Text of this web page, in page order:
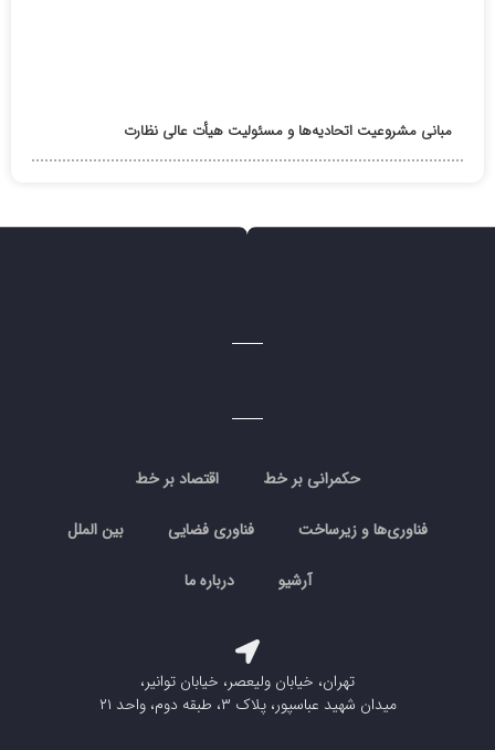
مبانی مشروعیت اتحادیه‌ها و مسئولیت هیأت عالی نظارت
حکمرانی بر خط اقتصاد بر خط
فناوری‌ها و زیرساخت فناوری فضایی بین الملل
آرشیو درباره ما
تهران، خیابان ولیعصر، خیابان توانیر،
میدان شهید عباسپور، پلاک ۳، طبقه دوم، واحد ۲۱